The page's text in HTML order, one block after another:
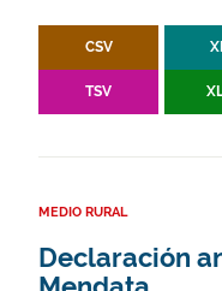
CSV
TSV
MEDIO RURAL
Declaración